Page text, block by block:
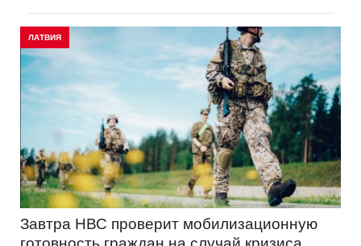
ЛАТВИЯ
Завтра НВС проверит мобилизационную